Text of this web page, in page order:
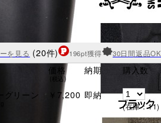
を見る (20件) 196pt獲得 30日間返品OK
価格
(税込)
納期
購入数
グリーン
￥7,200 即納
(在庫：11)